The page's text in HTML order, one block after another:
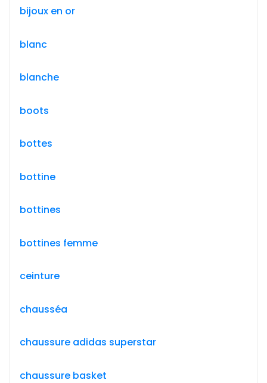
bijoux en or
blanc
blanche
boots
bottes
bottine
bottines
bottines femme
ceinture
chausséa
chaussure adidas superstar
chaussure basket